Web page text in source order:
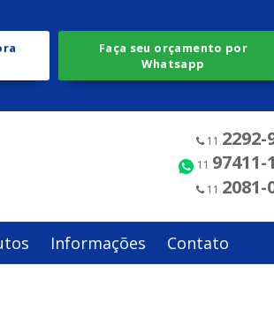
Faça seu orçamento por
Whatsapp
11 2292-
11 97411-
11 2081-
Informações Contato